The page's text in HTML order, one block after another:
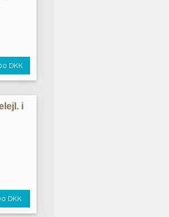
DKK
i
DKK